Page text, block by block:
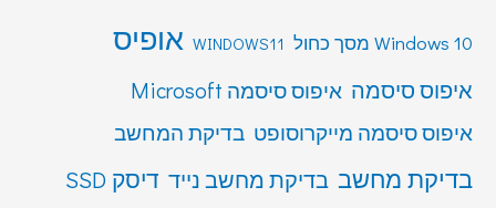
Windows 10 מסך כחול WINDOWS11 אופיס
איפוס סיסמה איפוס סיסמה Microsoft
איפוס סיסמה מייקרוסופט בדיקת המחשב
בדיקת מחשב בדיקת מחשב נייד דיסק SSD